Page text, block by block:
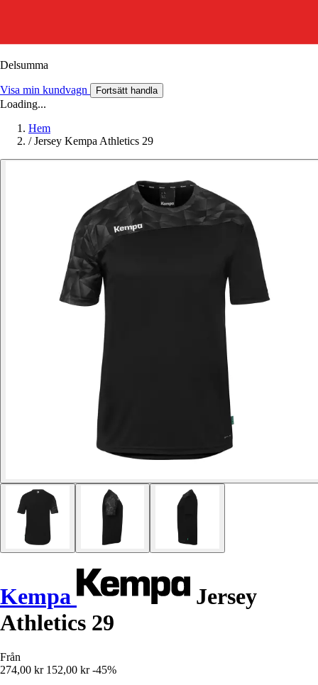
Delsumma
Visa min kundvagn Fortsätt handla
Loading...
Hem
/ Jersey Kempa Athletics 29
Kempa
Jersey
Athletics 29
Från
274,00 kr 152,00 kr -45%